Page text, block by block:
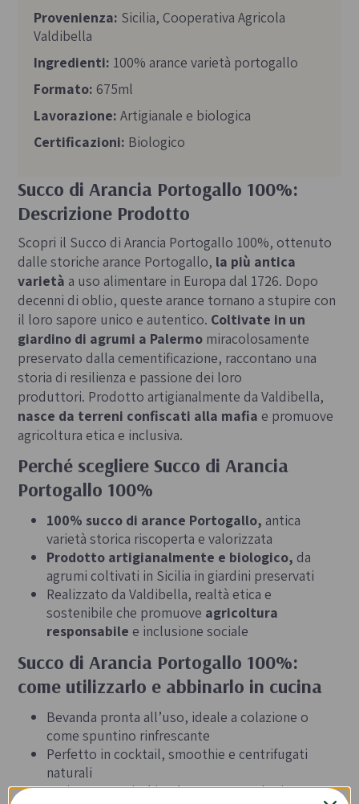
Succo di Arancia Portogallo 100%:
Descrizione Prodotto
Scopri il Succo di Arancia Portogallo 100%, ottenuto
dalle storiche arance Portogallo, la più antica
varietà a uso alimentare in Europa dal 1726. Dopo
decenni di oblio, queste arance tornano a stupire con
il loro sapore unico e autentico. Coltivate in un
giardino di agrumi a Palermo miracolosamente
preservato dalla cementificazione, raccontano una
storia di resilienza e passione dei loro
produttori. Prodotto artigianalmente da Valdibella,
nasce da terreni confiscati alla mafia e promuove
agricoltura etica e inclusiva.
Perché scegliere Succo di Arancia
Portogallo 100%
100% succo di arance Portogallo, antica
varietà storica riscoperta e valorizzata
Prodotto artigianalmente e biologico, da
agrumi coltivati in Sicilia in giardini preservati
Realizzato da Valdibella, realtà etica e
sostenibile che promuove agricoltura
responsabile e inclusione sociale
Succo di Arancia Portogallo 100%:
come utilizzarlo e abbinarlo in cucina
Bevanda pronta all’uso, ideale a colazione o
come spuntino rinfrescante
Perfetto in cocktail, smoothie e centrifugati
naturali
Ottimo per arricchire dessert, macedonie e
Provenienza: Sicilia, Cooperativa Agricola
Valdibella
Ingredienti: 100% arance varietà portogallo
Formato: 675ml
Lavorazione: Artigianale e biologica
Certificazioni: Biologico